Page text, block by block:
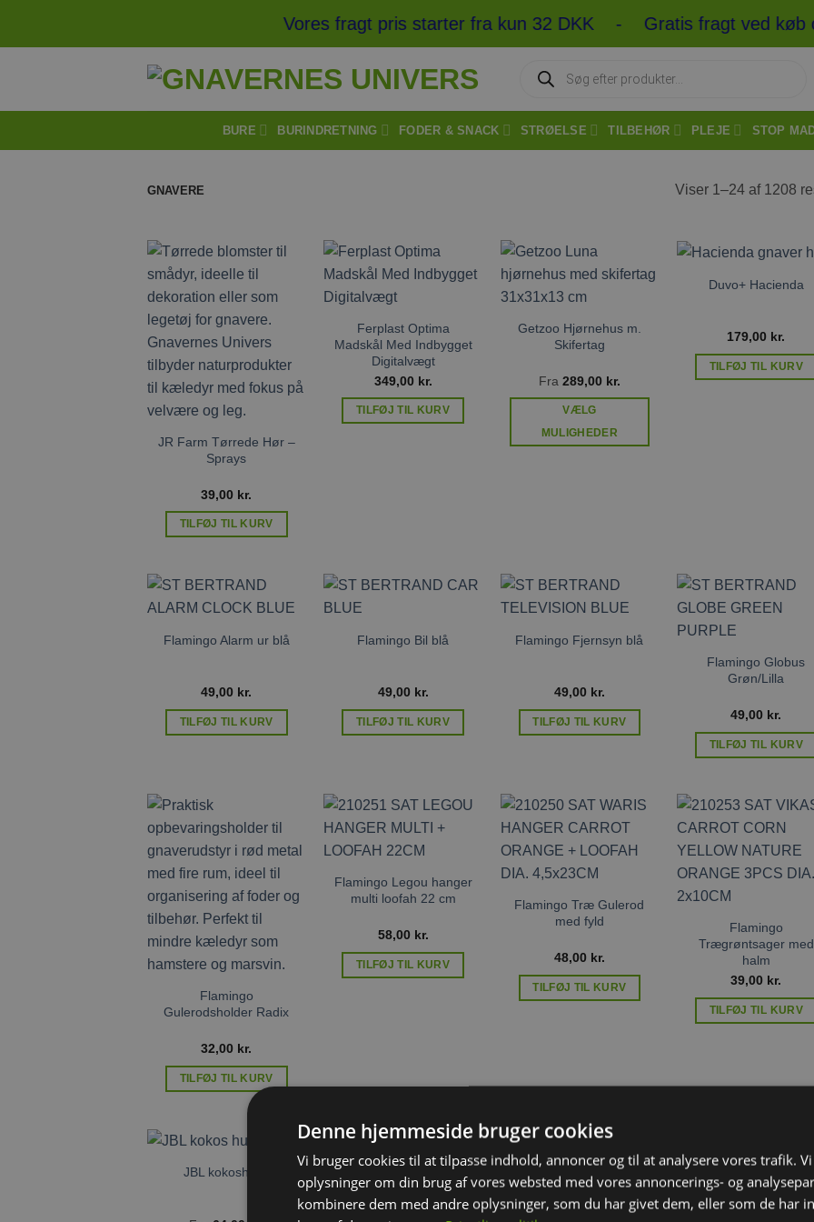
Vores fragt pris starter fra kun 32 DKK - Gratis fragt ved køb over
search
BURE BURINDRETNING FODER & SNACK STRØELSE TILBEHØR PLEJE STOP
GNAVERE Viser 1–24 af 1208
ønskeliste
JR Farm Tørrede Hør –
Sprays
39,00 kr.
TILFØJ TIL KURV
Ferplast Optima
Madskål Med Indbygget
Digitalvægt
349,00 kr.
TILFØJ TIL KURV
Getzoo Hjørnehus m.
Skifertag
Fra 289,00 kr.
VÆLG
MULIGHEDER
kan
vælges
varesiden
Tilføj til
Duvo+ Hacienda
179,00 kr.
TILFØJ TIL KURV
ønskeliste
Flamingo Alarm ur blå
49,00 kr.
TILFØJ TIL KURV
ønskeliste
Flamingo Bil blå
49,00 kr.
TILFØJ TIL KURV
ønskeliste
Flamingo Fjernsyn blå
49,00 kr.
TILFØJ TIL KURV
Flamingo Globus
Grøn/Lilla
49,00 kr.
TILFØJ TIL KURV
Tilføj til
ønskeliste
Flamingo
Gulerodsholder Radix
32,00 kr.
TILFØJ TIL KURV
ønskeliste
Flamingo Legou hanger
multi loofah 22 cm
58,00 kr.
TILFØJ TIL KURV
Tilføj til
ønskeliste
Flamingo Træ Gulerod
med fyld
48,00 kr.
TILFØJ TIL KURV
Tilføj til
Flamingo
Trægrøntsager med
halm
39,00 kr.
TILFØJ TIL KURV
JBL kokoshuse
Tilføj til
ønskeliste
Tilføj til
ønskeliste
Gulerødder 200g
Tilføj til
Denne hjemmeside bruger cookies
Vi bruger cookies til at tilpasse indhold, annoncer og til at analysere vores trafik.
oplysninger om din brug af vores websted med vores annoncerings- og
kombinere dem med andre oplysninger, som du har givet dem, eller som de har